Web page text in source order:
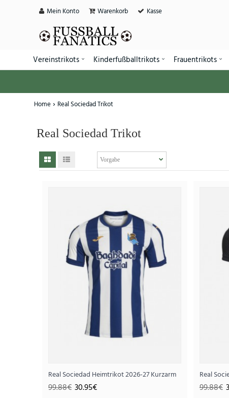
Mein Konto Warenkorb Kasse
Vereinstrikots Kinderfußballtrikots Frauentrikots
Home Real Sociedad Trikot
Real Sociedad Trikot
Real Sociedad Heimtrikot 2026-27 Kurzarm
99.88€ 30.95€
Real
99.88€